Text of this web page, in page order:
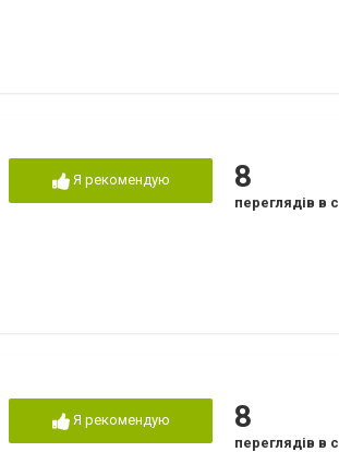
Я рекомендую 8
переглядів в
Я рекомендую 8
переглядів в